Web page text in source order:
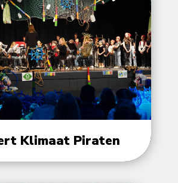
Klimaat Piraten